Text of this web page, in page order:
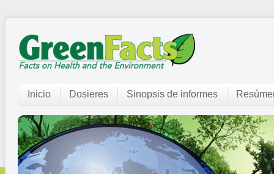
Inicio Dosieres Sinopsis de informes